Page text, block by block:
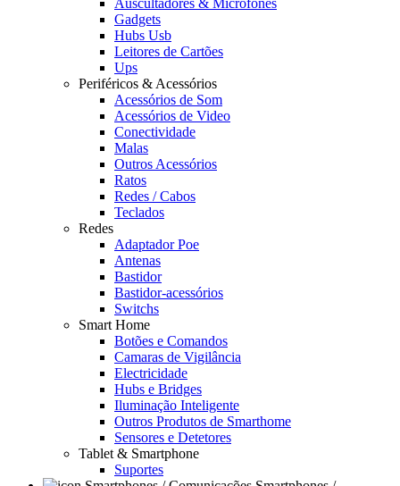
Auscultadores & Microfones
Gadgets
Hubs Usb
Leitores de Cartões
Ups
Periféricos & Acessórios
Acessórios de Som
Acessórios de Video
Conectividade
Malas
Outros Acessórios
Ratos
Redes / Cabos
Teclados
Redes
Adaptador Poe
Antenas
Bastidor
Bastidor-acessórios
Switchs
Smart Home
Botões e Comandos
Camaras de Vigilância
Electricidade
Hubs e Bridges
Iluminação Inteligente
Outros Produtos de Smarthome
Sensores e Detetores
Tablet & Smartphone
Suportes